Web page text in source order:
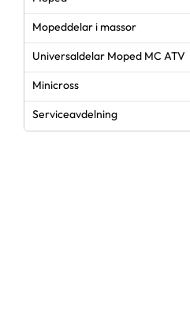
Mopeddelar i massor
Universaldelar Moped MC ATV
Minicross
Serviceavdelning